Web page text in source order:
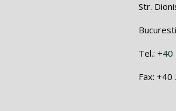
Str.
Tel.:+40
Fax: